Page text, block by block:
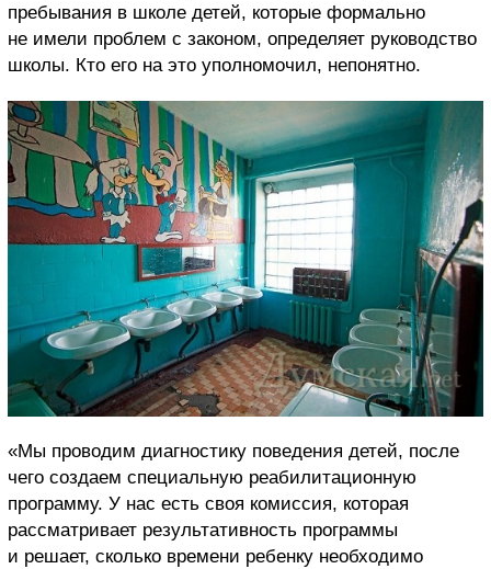
пребывания в школе детей, которые формально
не имели проблем с законом, определяет руководство
школы. Кто его на это уполномочил, непонятно.
«Мы проводим диагностику поведения детей, после
чего создаем специальную реабилитационную
программу. У нас есть своя комиссия, которая
рассматривает результативность программы
и решает, сколько времени ребенку необходимо